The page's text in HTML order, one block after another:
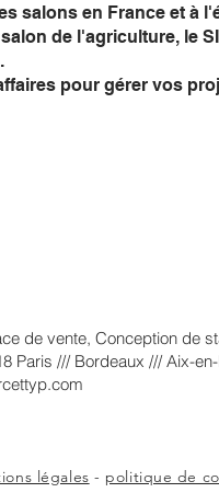
salons en France et à
de l'agriculture, le
pour gérer vos
légales - politique de
de vente, Conception de
Paris /// Bordeaux /// Aix-